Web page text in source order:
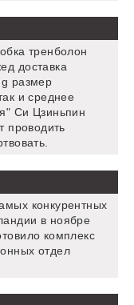
тренболон
доставка
размер
и среднее
Си Цзиньпин
проводить
конкурентных
в ноябре
комплекс
отдел